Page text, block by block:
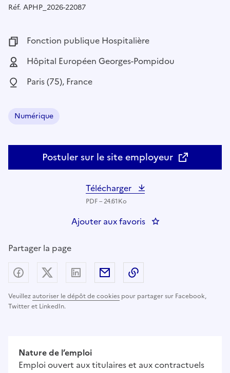
Réf. Référence :
APHP_2026-22087
Fonction publique :
Fonction publique Hospitalière
Employeur :
Hôpital Européen Georges-Pompidou
Localisation :
Paris (75), France
Domaine :
Numérique
Postuler sur le site employeur
Télécharger
PDF – 24.61Ko
Ajouter aux favoris : Chef(fe) de
Partager la page
Veuillezautoriser le dépôt de cookies pour partager sur Facebook,
Twitter et LinkedIn.
Partager sur Facebook
Partager sur X (anciennement Twitter) -
Partager sur LinkedIn
Partager par email
Nature de l’emploi
Emploi ouvert aux titulaires et aux contractuels